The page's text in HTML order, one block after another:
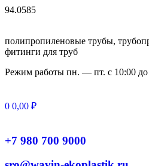
94.0585
полипропиленовые трубы,
фитинги для труб
Режим работы пн. — пт. с 10:00
0 0,00 ₽
+7 980 700 9000